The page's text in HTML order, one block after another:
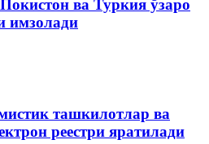
ва Туркия ўзаро
имзолади
ташкилотлар ва
реестри яратилади